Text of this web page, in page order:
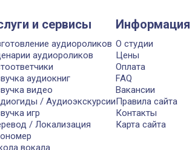
и сервисы
аудиороликов
аудиороликов
аудиокниг
видео
/ Аудиоэкскурсии
игр
/ Локализация
вокала
Информация
О студии
Цены
Оплата
FAQ
Вакансии
Правила сайта
Контакты
Карта сайта